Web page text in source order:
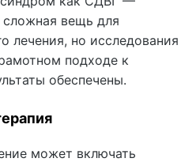
вещь для
лечения, но исследования
подходе к
обеспечены.
может включать